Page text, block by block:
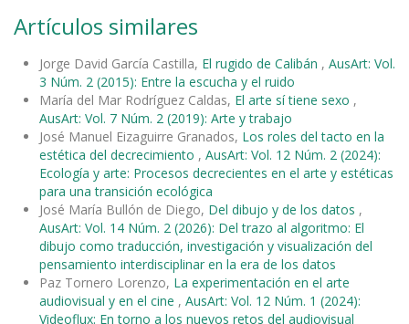
Artículos similares
Jorge David García Castilla, El rugido de Calibán , AusArt: Vol.
3 Núm. 2 (2015): Entre la escucha y el ruido
María del Mar Rodríguez Caldas, El arte sí tiene sexo ,
AusArt: Vol. 7 Núm. 2 (2019): Arte y trabajo
José Manuel Eizaguirre Granados, Los roles del tacto en la
estética del decrecimiento , AusArt: Vol. 12 Núm. 2 (2024):
Ecología y arte: Procesos decrecientes en el arte y estéticas
para una transición ecológica
José María Bullón de Diego, Del dibujo y de los datos ,
AusArt: Vol. 14 Núm. 2 (2026): Del trazo al algoritmo: El
dibujo como traducción, investigación y visualización del
pensamiento interdisciplinar en la era de los datos
Paz Tornero Lorenzo, La experimentación en el arte
audiovisual y en el cine , AusArt: Vol. 12 Núm. 1 (2024):
Videoflux: En torno a los nuevos retos del audiovisual